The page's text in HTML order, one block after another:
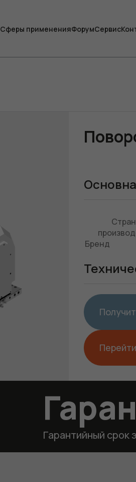
Сферы примененияФорумСервис
Бренд
Гарантийный срок